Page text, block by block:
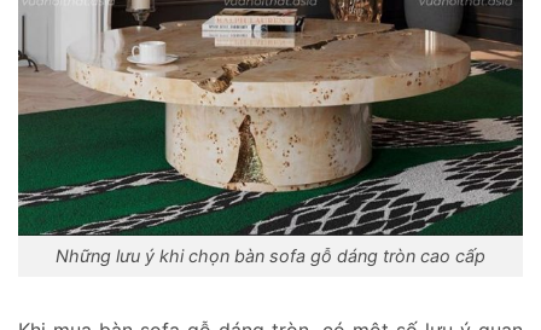
Những lưu ý khi chọn bàn sofa gỗ dáng tròn cao cấp